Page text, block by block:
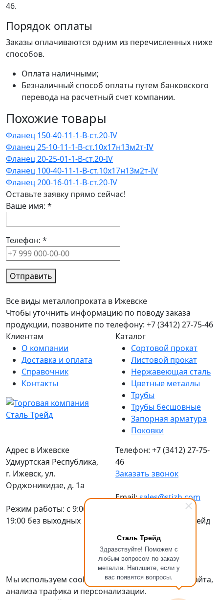
Сталь Трейд
Здравствуйте! Поможем с
любым вопросом по заказу
металла. Напишите, если у
вас появятся вопросы.
46.
Порядок оплаты
Заказы оплачиваются одним из перечисленных ниже
способов.
Оплата наличными;
Безналичный способ оплаты путем банковского
перевода на расчетный счет компании.
Похожие товары
Фланец 150-40-11-1-B-ст.20-IV
Фланец 25-10-11-1-B-ст.10х17н13м2т-IV
Фланец 20-25-01-1-B-ст.20-IV
Фланец 100-40-11-1-B-ст.10х17н13м2т-IV
Фланец 200-16-01-1-B-ст.20-IV
Оставьте заявку прямо сейчас!
Ваше имя: *
Телефон: *
Отправить
Все виды металлопроката в Ижевске
Чтобы уточнить информацию по поводу заказа
продукции, позвоните по телефону: +7 (3412) 27-75-46
Клиентам
О компании
Доставка и оплата
Справочник
Контакты
Каталог
Сортовой прокат
Листовой прокат
Нержавеющая сталь
Цветные металлы
Трубы
Трубы бесшовные
Запорная арматура
Поковки
Адрес в Ижевске
Удмуртская Республика,
г. Ижевск, ул.
Орджоникидзе, д. 1а
Режим работы: c 9:00 до
19:00 без выходных
Телефон: +7 (3412) 27-75-
46
Заказать звонок
Email:sales@stizh.com
© 2016-2026 Сталь Трейд
выгодным ценам
Политика
конфиденциальности
Мы используем cookies для улучшения работы сайта,
анализа трафика и персонализации.